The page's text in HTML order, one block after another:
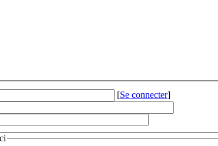
[Se connecter]